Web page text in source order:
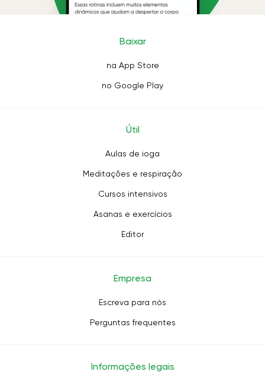
Baixar
na App Store
no Google Play
Útil
Aulas de ioga
Meditações e respiração
Cursos intensivos
Asanas e exercícios
Editor
Empresa
Escreva para nós
Perguntas frequentes
Informações legais